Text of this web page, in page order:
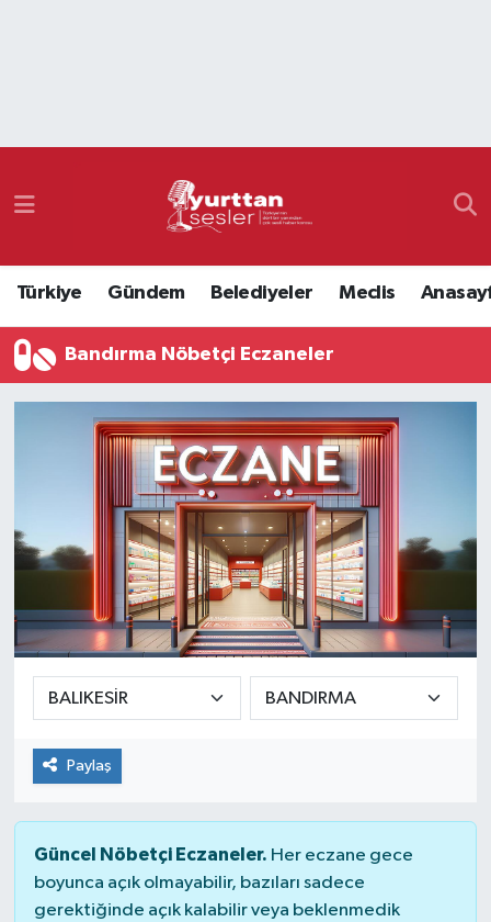
Türkiye Gündem Belediyeler Meclis
Bandırma Nöbetçi Eczaneler
Paylaş
Güncel Nöbetçi Eczaneler. Her eczane gece
boyunca açık olmayabilir, bazıları sadece
gerektiğinde açık kalabilir veya beklenmedik
Namaz Vakitleri
Süper Lig Puan Durumu ve Fikstür
Tüm Manşetler
Son Dakika Haberleri
Haber Arşivi